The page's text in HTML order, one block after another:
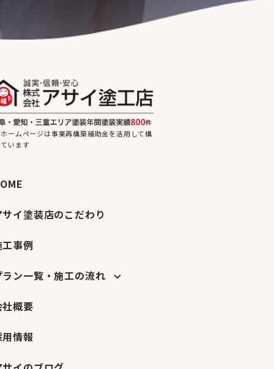
ームページは事業再構築補助金を活用して構
います
イ塗装店のこだわり
事例
ラン一覧・施工の流れ
概要
情報